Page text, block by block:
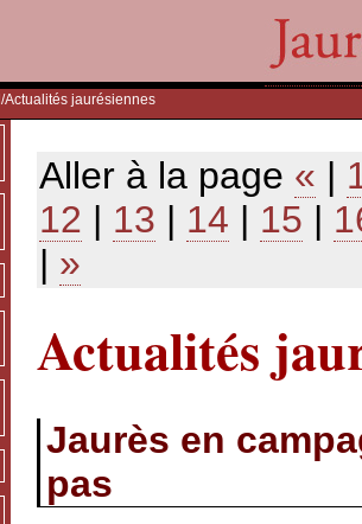
/Actualités jaurésiennes
Aller à la page « |
12 | 13 | 14 | 15 |
| »
Actualités
Jaurès en
pas